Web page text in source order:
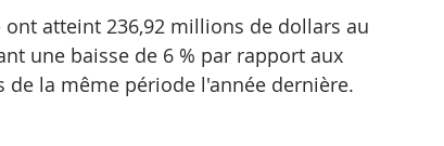
atteint 236,92 millions de dollars au
une baisse de 6 % par rapport aux
la même période l'année dernière.